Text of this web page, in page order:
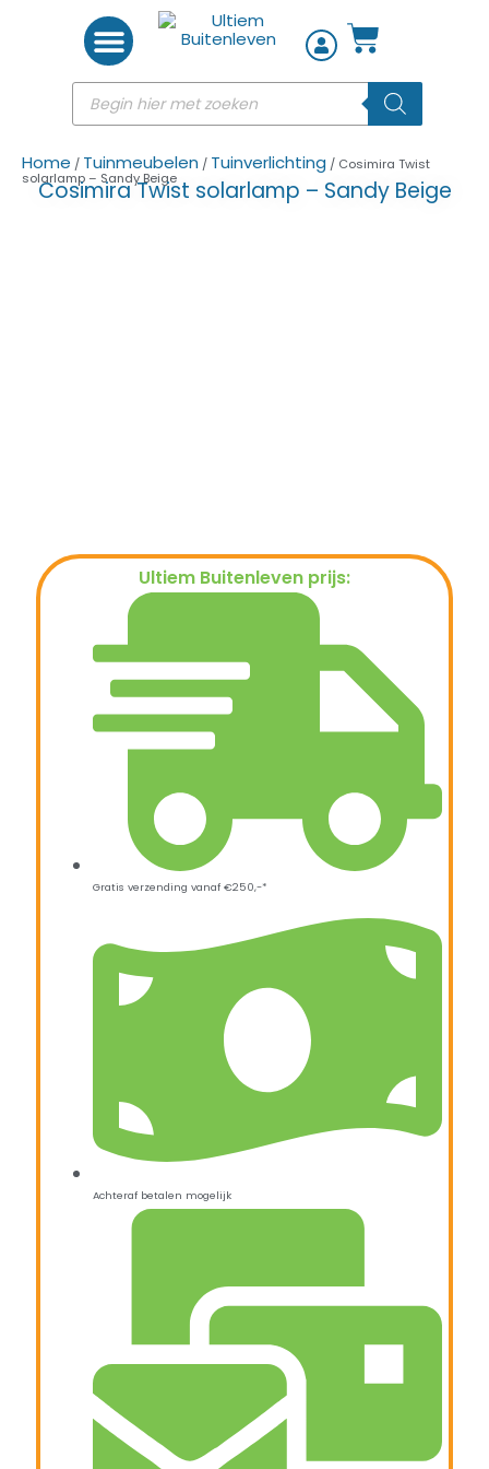
Home / Tuinmeubelen / Tuinverlichting / Cosimira Twist
solarlamp – Sandy Beige
Cosimira Twist solarlamp – Sandy Beige
Ultiem Buitenleven prijs:
Gratis verzending vanaf €250,-*
Achteraf betalen mogelijk